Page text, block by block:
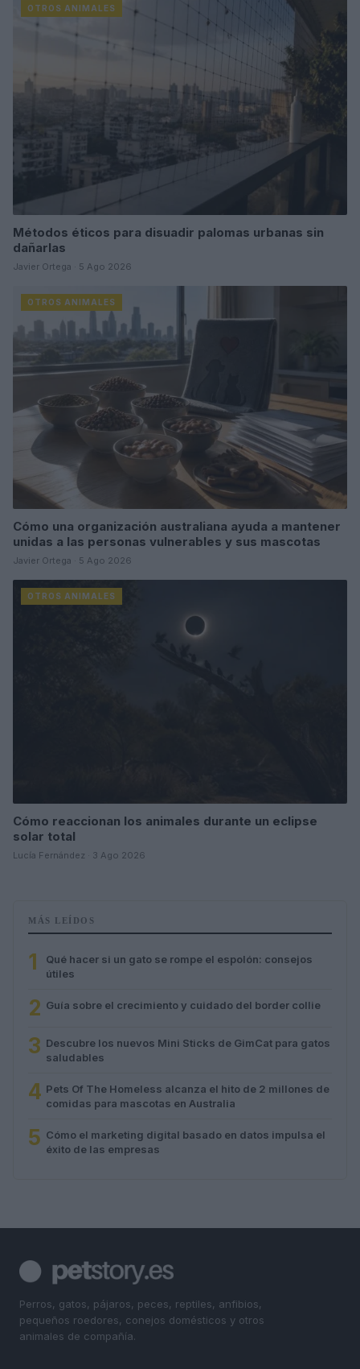
OTROS ANIMALES
Métodos éticos para disuadir palomas urbanas sin
dañarlas
Javier Ortega · 5 Ago 2026
OTROS ANIMALES
Cómo una organización australiana ayuda a mantener
unidas a las personas vulnerables y sus mascotas
Javier Ortega · 5 Ago 2026
OTROS ANIMALES
Cómo reaccionan los animales durante un eclipse
solar total
Lucía Fernández · 3 Ago 2026
MÁS LEÍDOS
1
Qué hacer si un gato se rompe el espolón: consejos
útiles
2 Guía sobre el crecimiento y cuidado del border collie
3 Descubre los nuevos Mini Sticks de GimCat para gatos
saludables
4 Pets Of The Homeless alcanza el hito de 2 millones de
comidas para mascotas en Australia
5 Cómo el marketing digital basado en datos impulsa el
éxito de las empresas
Perros, gatos, pájaros, peces, reptiles, anfibios,
pequeños roedores, conejos domésticos y otros
animales de compañía.